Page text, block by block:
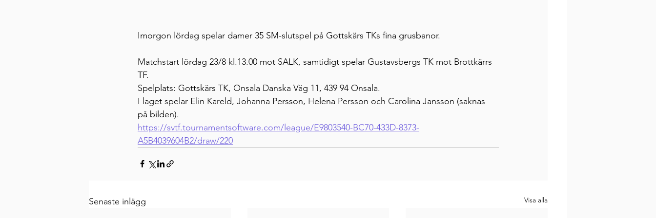
Imorgon lördag spelar damer 35 SM-slutspel på Gottskärs TKs fina grusbanor.
Matchstart lördag 23/8 kl.13.00 mot SALK, samtidigt spelar Gustavsbergs TK mot Brottkärrs
TF.
Spelplats: Gottskärs TK, Onsala Danska Väg 11, 439 94 Onsala.
I laget spelar Elin Kareld, Johanna Persson, Helena Persson och Carolina Jansson (saknas
på bilden).
https://svtf.tournamentsoftware.com/league/E9803540-BC70-433D-8373-
A5B4039604B2/draw/220
Senaste inlägg Visa alla